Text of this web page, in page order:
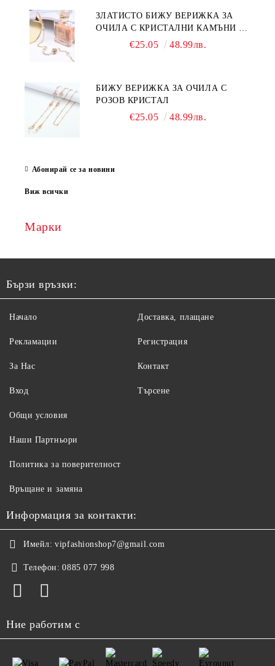
ЗЛАТИСТО БИЖУ ВЕРИЖКА ЗА
ОЧИЛА С КРИСТАЛНИ КАМЪНИ И
€25.05 48.99лв.
БИЖУ ВЕРИЖКА ЗА ОЧИЛА С
РОЗОВ КРИСТАЛ
€25.05 48.99лв.
Абонирай се за новини
Виж всички
Марки
Бързи връзки:
Начало
Рекламации
За Нас
Вход
Доставка, плащане
Регистрация
Контакт
Търсене
Общи условия
Наши Партньори
Политика за поверителност
Връщане и замяна
Информация за контакти:
Имейл: vipfashionshop7@gmail.com
Телефон: 0885 077 998
Ние работим с